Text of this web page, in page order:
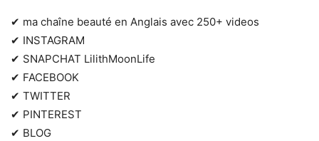
✔ ma chaîne beauté en Anglais avec 250+ videos
✔ INSTAGRAM
✔ SNAPCHAT LilithMoonLife
✔ FACEBOOK
✔ TWITTER
✔ PINTEREST
✔ BLOG